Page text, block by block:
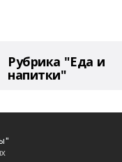
Рубрика "Еда и
напитки"